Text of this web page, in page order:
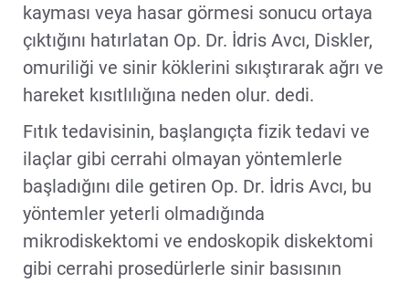
kayması veya hasar görmesi sonucu ortaya
çıktığını hatırlatan Op. Dr. İdris Avcı, Diskler,
omuriliği ve sinir köklerini sıkıştırarak ağrı ve
hareket kısıtlılığına neden olur. dedi.
Fıtık tedavisinin, başlangıçta fizik tedavi ve
ilaçlar gibi cerrahi olmayan yöntemlerle
başladığını dile getiren Op. Dr. İdris Avcı, bu
yöntemler yeterli olmadığında
mikrodiskektomi ve endoskopik diskektomi
gibi cerrahi prosedürlerle sinir basısının